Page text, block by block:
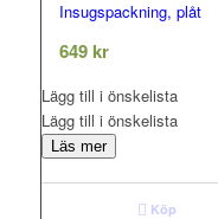
Insugspackning, plåt
649 kr
Lägg till i önskelista
Lägg till i önskelista
Läs mer
Köp